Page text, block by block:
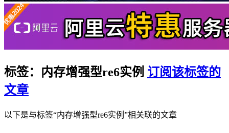
标签：内存增强型re6实例 订阅该标签的
文章
以下是与标签“内存增强型re6实例”相关联的文章